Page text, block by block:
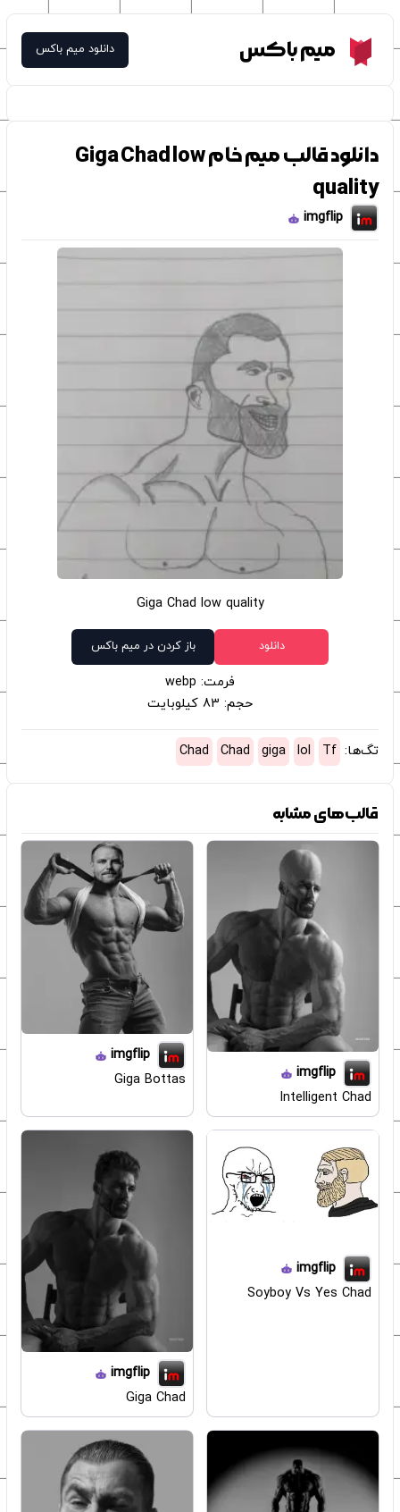
Meme Boxمیم باکس دانلود میم باکس
دانلود قالب میم خام Giga Chad low
quality
imgflip
Giga Chad low quality
دانلود باز کردن در میم باکس
فرمت: webp
حجم: 83 کیلوبایت
تگ‌ها: Tf
lol
giga
Chad
Chad
قالب‌های مشابه
imgflip
Intelligent Chad
imgflip
Giga Bottas
imgflip
Soyboy Vs Yes Chad
imgflip
Giga Chad